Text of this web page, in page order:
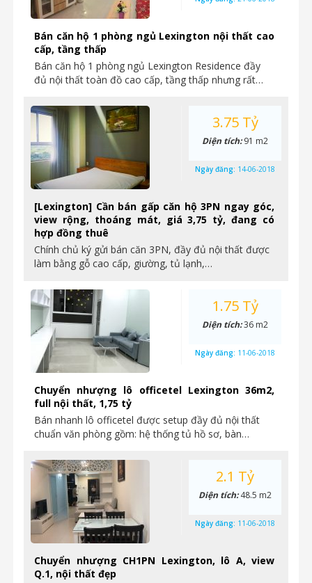
Bán căn hộ 1 phòng ngủ Lexington nội thất cao
cấp, tầng thấp
Bán căn hộ 1 phòng ngủ Lexington Residence đầy
đủ nội thất toàn đồ cao cấp, tầng thấp nhưng rất…
[Lexington] Cần bán gấp căn hộ 3PN ngay góc,
view rộng, thoáng mát, giá 3,75 tỷ, đang có
hợp đồng thuê
Chính chủ ký gửi bán căn 3PN, đầy đủ nội thất được
làm bằng gỗ cao cấp, giường, tủ lạnh,…
3.75 Tỷ
Diện tích:91 m2
Ngày đăng: 14-06-2018
Chuyển nhượng lô officetel Lexington 36m2,
full nội thất, 1,75 tỷ
Bán nhanh lô officetel được setup đầy đủ nội thất
chuẩn văn phòng gồm: hệ thống tủ hồ sơ, bàn…
1.75 Tỷ
Diện tích:36 m2
Ngày đăng: 11-06-2018
Chuyển nhượng CH1PN Lexington, lô A, view
Q.1, nội thất đẹp
2.1 Tỷ
Diện tích:48.5 m2
Ngày đăng: 11-06-2018